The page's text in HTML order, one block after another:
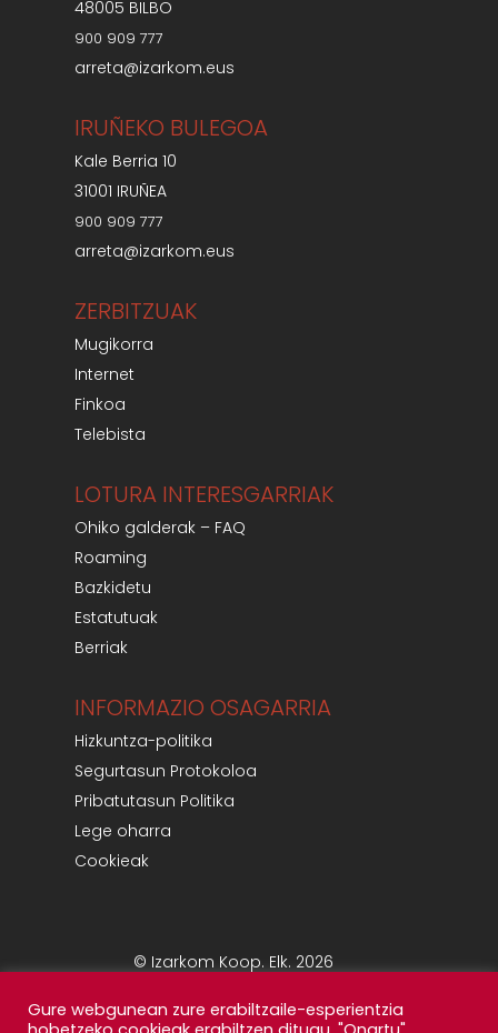
48005 BILBO
900 909 777
arreta@izarkom.eus
IRUÑEKO BULEGOA
Kale Berria 10
31001 IRUÑEA
900 909 777
arreta@izarkom.eus
ZERBITZUAK
Mugikorra
Internet
Finkoa
Telebista
LOTURA INTERESGARRIAK
Ohiko galderak – FAQ
Roaming
Bazkidetu
Estatutuak
Berriak
INFORMAZIO OSAGARRIA
Hizkuntza-politika
Segurtasun Protokoloa
Pribatutasun Politika
Lege oharra
Cookieak
© Izarkom Koop. Elk. 2026
Gure webgunean zure erabiltzaile-esperientzia